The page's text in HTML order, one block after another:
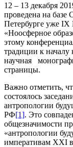
12 – 13 декабря
проведена на
Петербурге уже IX
«Ноосферное
этому
традиции к началу
научная
страницы.
Важно отметить,
состоялось
антропологии
РФ[1]. Это
общезначимости
«антропологии
императивам XXI